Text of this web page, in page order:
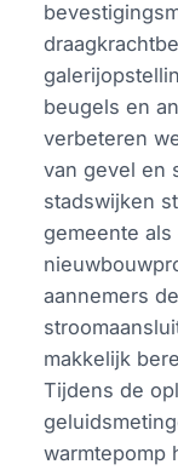
beugels en
verbeteren
van gevel en
stadswijken
gemeente
aannemers
makkelijk
Tijdens de
warmtepomp